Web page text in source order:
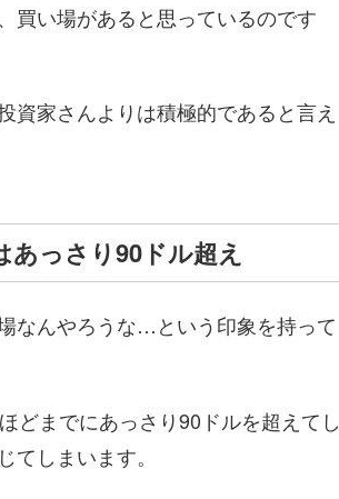
買い場があると思っているのです
家さんよりは積極的であると言え
っさり90ドル超え
なんやろうな…という印象を持って
どまでにあっさり90ドルを超えてし
しまいます。